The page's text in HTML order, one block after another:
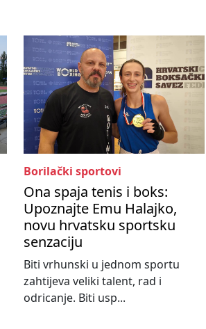
Borilački sportovi
Ona spaja tenis i boks:
Upoznajte Emu Halajko,
novu hrvatsku sportsku
senzaciju
Biti vrhunski u jednom sportu
zahtijeva veliki talent, rad i
odricanje. Biti usp...